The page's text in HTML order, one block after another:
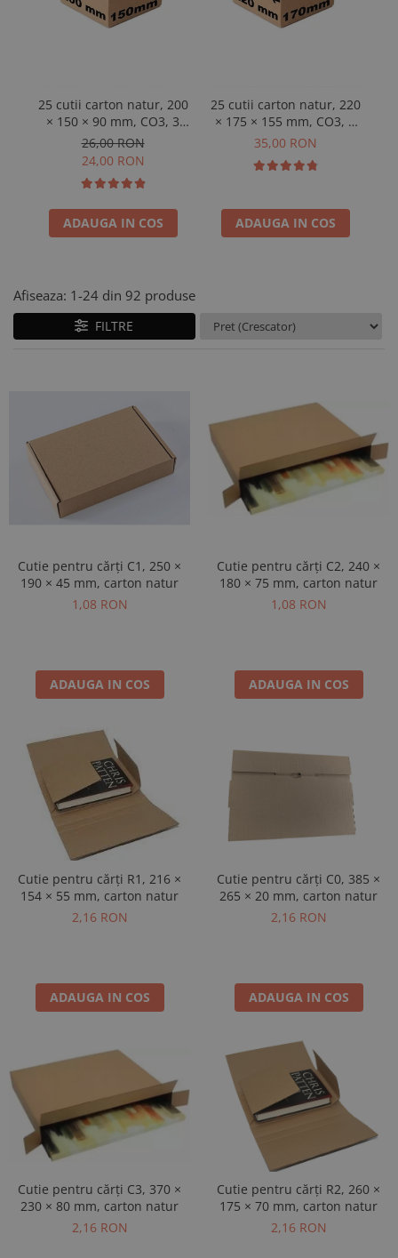
25 cutii carton natur, 200
× 150 × 90 mm, CO3, 3
straturi
26,00 RON
24,00 RON
ADAUGA IN COS
25 cutii carton natur, 220
× 175 × 155 mm, CO3, 3
straturi
35,00 RON
ADAUGA IN COS
Afiseaza: 1-24 din 92 produse
FILTRE
Cutie pentru cărți C1, 250 ×
190 × 45 mm, carton natur
1,08 RON
ADAUGA IN COS
Cutie pentru cărți C2, 240 ×
180 × 75 mm, carton natur
1,08 RON
ADAUGA IN COS
Cutie pentru cărți R1, 216 ×
154 × 55 mm, carton natur
2,16 RON
ADAUGA IN COS
Cutie pentru cărți C0, 385 ×
265 × 20 mm, carton natur
2,16 RON
ADAUGA IN COS
Cutie pentru cărți C3, 370 ×
230 × 80 mm, carton natur
2,16 RON
Cutie pentru cărți R2, 260 ×
175 × 70 mm, carton natur
2,16 RON